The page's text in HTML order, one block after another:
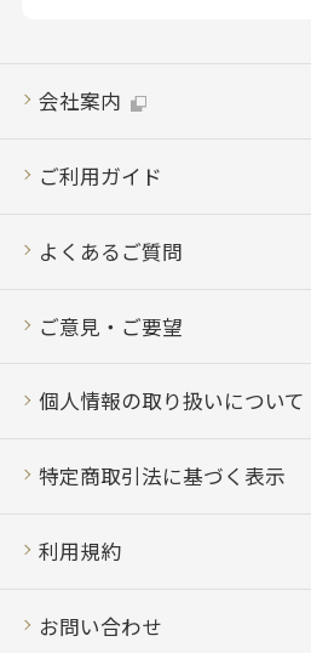
会社案内
ご利用ガイド
よくあるご質問
ご意見・ご要望
個人情報の取り扱いについて
特定商取引法に基づく表示
利用規約
お問い合わせ